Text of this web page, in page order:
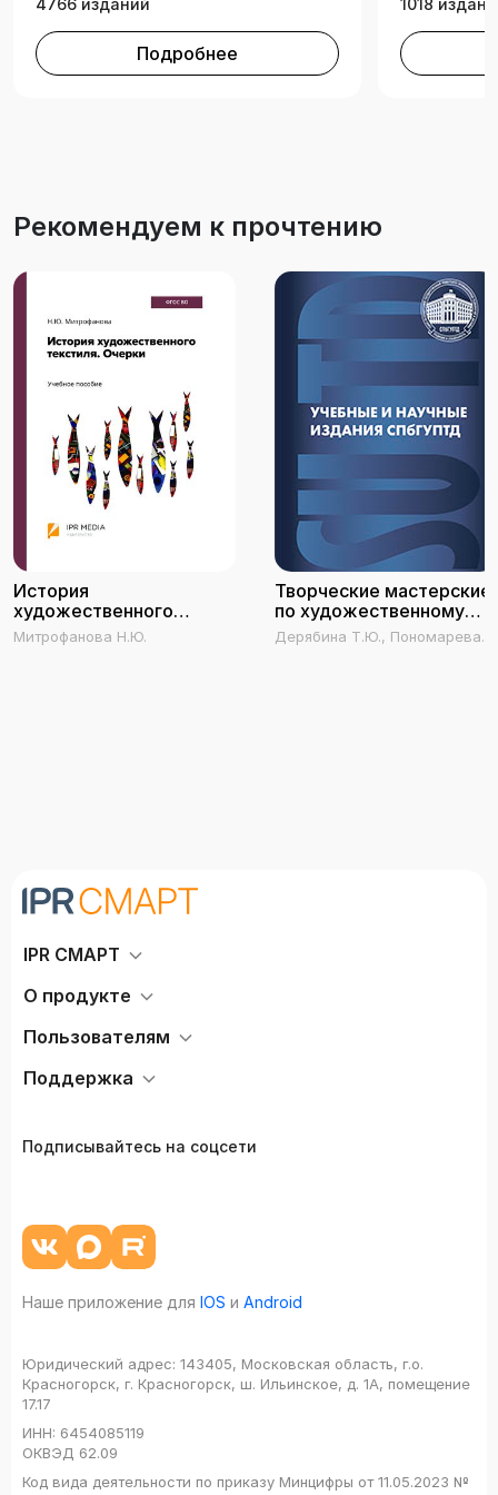
прикладного искусства, историей текстиля.
4766 изданий
Подробнее
1018
Рекомендуем к прочтению
История
художественного
текстиля. Очерки
Митрофанова Н.Ю.
Творческие мастерские
по художественному
текстилю.
Технологические
Дерябина Т.Ю., Пономарева
IPR СМАРТ
О продукте
Пользователям
Поддержка
Подписывайтесь на соцсети
Наше приложение для IOS и Android
Юридический адрес: 143405, Московская область, г.о.
Красногорск, г. Красногорск, ш. Ильинское, д. 1А, помещение
17.17
ИНН: 6454085119
ОКВЭД 62.09
Код вида деятельности по приказу Минцифры от 11.05.2023 №